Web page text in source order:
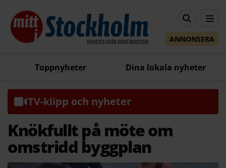
ANNONSERA
Toppnyheter Dina lokala nyheter
TV-klipp och nyheter
Knökfullt på möte om
omstridd byggplan